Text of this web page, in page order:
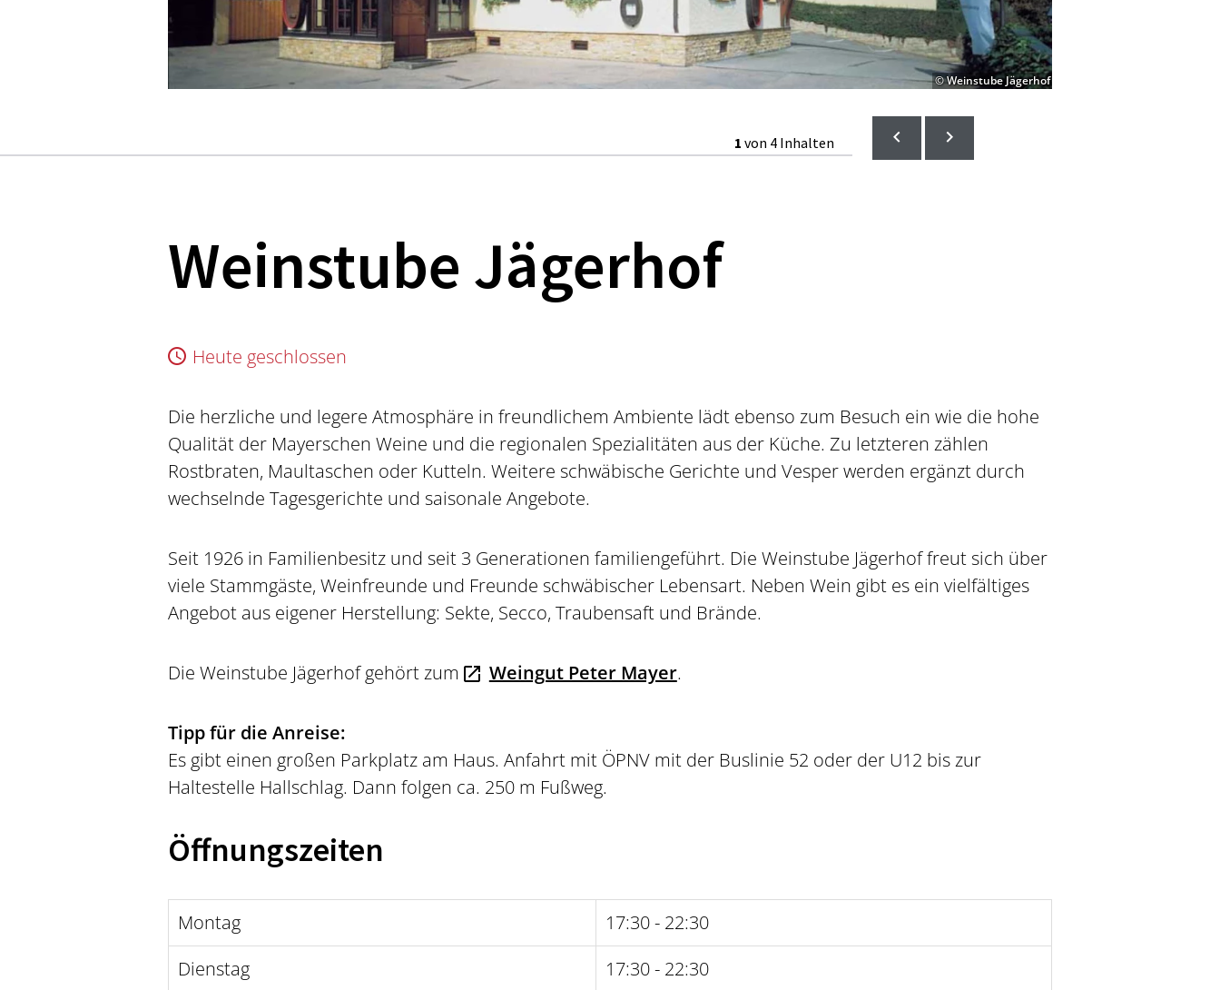
© Weinstube Jägerhof
1 von 4 Inhalten
Weinstube Jägerhof
Heute geschlossen
Die herzliche und legere Atmosphäre in freundlichem Ambiente lädt ebenso zum Besuch ein wie die hohe
Qualität der Mayerschen Weine und die regionalen Spezialitäten aus der Küche. Zu letzteren zählen
Rostbraten, Maultaschen oder Kutteln. Weitere schwäbische Gerichte und Vesper werden ergänzt durch
wechselnde Tagesgerichte und saisonale Angebote.
Seit 1926 in Familienbesitz und seit 3 Generationen familiengeführt. Die Weinstube Jägerhof freut sich über
viele Stammgäste, Weinfreunde und Freunde schwäbischer Lebensart. Neben Wein gibt es ein vielfältiges
Angebot aus eigener Herstellung: Sekte, Secco, Traubensaft und Brände.
Die Weinstube Jägerhof gehört zum Weingut Peter Mayer.
Tipp für die Anreise:
Es gibt einen großen Parkplatz am Haus. Anfahrt mit ÖPNV mit der Buslinie 52 oder der U12 bis zur
Haltestelle Hallschlag. Dann folgen ca. 250 m Fußweg.
Öffnungszeiten
Montag
17:30 - 22:30
Dienstag
17:30 - 22:30